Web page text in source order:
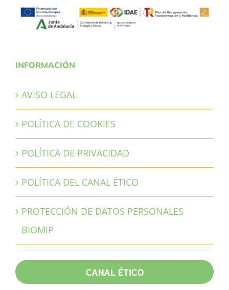
INFORMACIÓN
AVISO LEGAL
POLÍTICA DE COOKIES
POLÍTICA DE PRIVACIDAD
POLÍTICA DEL CANAL ÉTICO
PROTECCIÓN DE DATOS PERSONALES
BIOMIP
CANAL ÉTICO